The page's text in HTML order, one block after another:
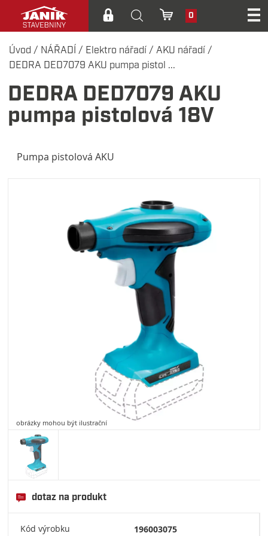
0
Úvod / NÁŘADÍ / Elektro nářadí / AKU nářadí /
DEDRA DED7079 AKU pumpa pistol ...
DEDRA DED7079 AKU
pumpa pistolová 18V
Pumpa pistolová AKU
obrázky mohou být ilustrační
dotaz na produkt
Kód výrobku 196003075